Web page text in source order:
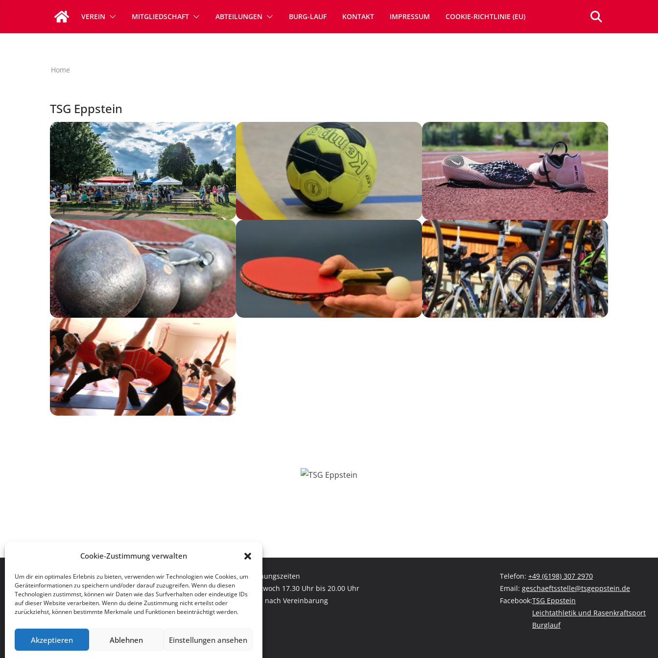
Cookie-Zustimmung verwalten
Um dir ein optimales Erlebnis zu bieten, verwenden wir Technologien wie Cookies, um
Geräteinformationen zu speichern und/oder darauf zuzugreifen. Wenn du diesen
Technologien zustimmst, können wir Daten wie das Surfverhalten oder eindeutige IDs
auf dieser Website verarbeiten. Wenn du deine Zustimmung nicht erteilst oder
zurückziehst, können bestimmte Merkmale und Funktionen beeinträchtigt werden.
Akzeptieren Ablehnen Einstellungen ansehen
springen
VEREIN MITGLIEDSCHAFT ABTEILUNGEN BURG-LAUF KONTAKT IMPRESSUM COOKIE-RICHTLINIE (EU)
Home
TSG Eppstein
TSG 1861/03 Eppstein/Ts. e.V.
Geschäftsstelle
Auf dem Wingertsberg 2.1
65817 Eppstein
Öffnungszeiten
Mittwoch 17.30 Uhr bis 20.00 Uhr
und nach Vereinbarung
Telefon: +49 (6198) 307 2970
Email: geschaeftsstelle@tsgeppstein.de
Facebook:TSG Eppstein
Leichtathletik und Rasenkraftsport
Burglauf